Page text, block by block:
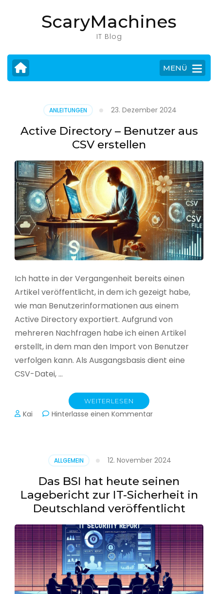
drücken)
ScaryMachines
IT Blog
MENÜ
ANLEITUNGEN 23. Dezember 2024
Active Directory – Benutzer aus
CSV erstellen
Ich hatte in der Vergangenheit bereits einen
Artikel veröffentlicht, in dem ich gezeigt habe,
wie man Benutzerinformationen aus einem
Active Directory exportiert. Aufgrund von
mehreren Nachfragen habe ich einen Artikel
erstellt, in dem man den Import von Benutzer
verfolgen kann. Als Ausgangsbasis dient eine
CSV-Datei, …
WEITERLESEN
Kai Hinterlasse einen Kommentarzu
aus
CSV
erstellen
ALLGEMEIN 12. November 2024
Das BSI hat heute seinen
Lagebericht zur IT-Sicherheit in
Deutschland veröffentlicht